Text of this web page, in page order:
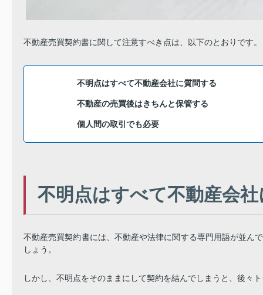
不動産売買契約書に関して注意すべき点は、以下のとおりです。
不明点はすべて不動産会社に質問する
不動産の売買後はきちんと保管する
個人間の取引でも必要
不明点はすべて不動産会
不動産売買契約書には、不動産や法律に関する専門用語が並ん
しょう。
しかし、不明点をそのままにして契約を結んでしまうと、後々